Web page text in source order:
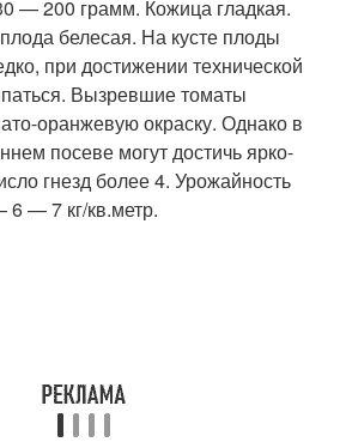
— 200 грамм. Кожица гладкая.
белесая. На кусте плоды
при достижении технической
Вызревшие томаты
оранжевую окраску. Однако в
посеве могут достичь ярко-
гнезд более 4. Урожайность
— 7 кг/кв.метр.